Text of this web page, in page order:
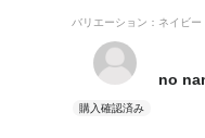
バリエーション：ネイビー
no